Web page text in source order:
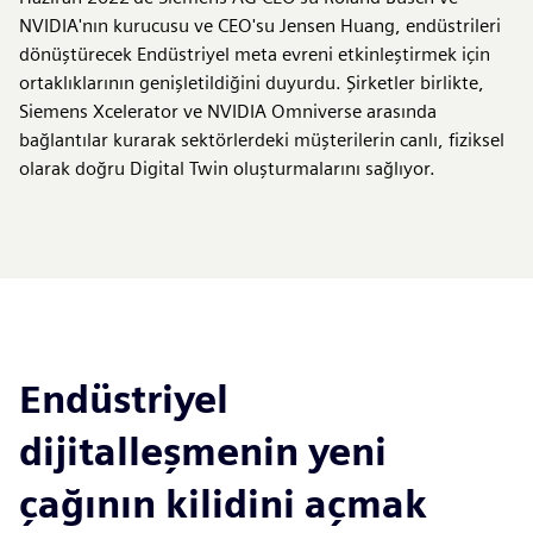
NVIDIA'nın kurucusu ve CEO'su Jensen Huang, endüstrileri
dönüştürecek Endüstriyel meta evreni etkinleştirmek için
ortaklıklarının genişletildiğini duyurdu. Şirketler birlikte,
Siemens Xcelerator ve NVIDIA Omniverse arasında
bağlantılar kurarak sektörlerdeki müşterilerin canlı, fiziksel
olarak doğru Digital Twin oluşturmalarını sağlıyor.
Endüstriyel
dijitalleşmenin yeni
çağının kilidini açmak